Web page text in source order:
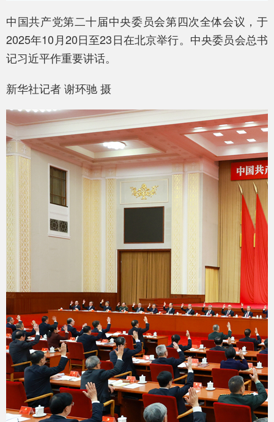
中国共产党第二十届中央委员会第四次全体会议，于
2025年10月20日至23日在北京举行。中央委员会总书
记习近平作重要讲话。
新华社记者 谢环驰 摄